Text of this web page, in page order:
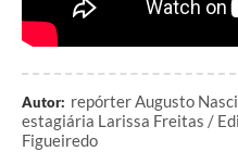
Autor: repórter Augusto
estagiária Larissa Freitas /
Figueiredo